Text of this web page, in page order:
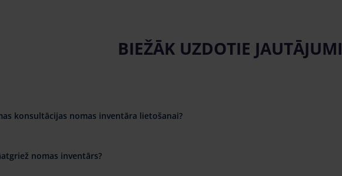
BIEŽĀK UZDOTIE JAUTĀJUMI
konsultācijas nomas inventāra lietošanai?
nomas inventārs?